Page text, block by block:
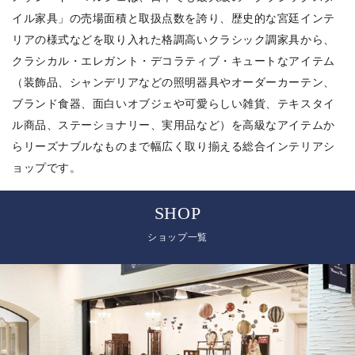
イル家具」の売場面積と取扱点数を誇り、歴史的な宮廷インテ
リアの様式などを取り入れた格調高いクラシック調家具から、
クラシカル・エレガント・デコラティブ・キュートなアイテム
（装飾品、シャンデリアなどの照明器具やオーダーカーテン、
ブランド食器、面白いオブジェや可愛らしい雑貨、テキスタイ
ル商品、ステーショナリー、実用品など）を高級なアイテムか
らリーズナブルなものまで幅広く取り揃える総合インテリアシ
ョップです。
SHOP
ショップ一覧